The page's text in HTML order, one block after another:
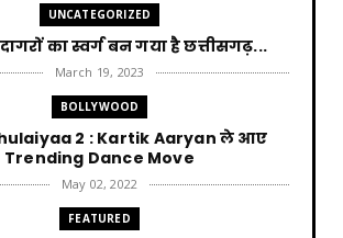
UNCATEGORIZED
का स्वर्ग बन गया है छत्तीसगढ़...
March 19, 2023
BOLLYWOOD
2 : Kartik Aaryan ले आए
Trending Dance Move
May 02, 2022
FEATURED